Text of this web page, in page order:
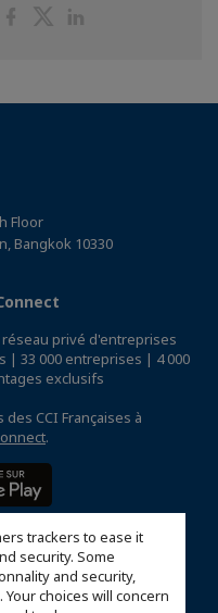
trackers to ease it
security. Some
and security,
choices will concern
PartagerPartager
Floor
Bangkok 10330
privé d'entreprises
| 33 000 entreprises | 4 000
exclusifs
CCI Françaises à
.